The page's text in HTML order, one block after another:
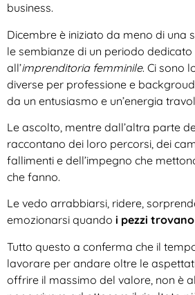
business.
Dicembre è iniziato da meno di una
le sembianze di un periodo
all’imprenditoria femminile. Ci sono
diverse per professione e
da un entusiasmo e un’energia
Le ascolto, mentre dall’altra parte
raccontano dei loro percorsi, dei
fallimenti e dell’impegno che
che fanno.
Le vedo arrabbiarsi, ridere,
emozionarsi quando i pezzi
Tutto questo a conferma che il
lavorare per andare oltre le
offrire il massimo del valore, non è